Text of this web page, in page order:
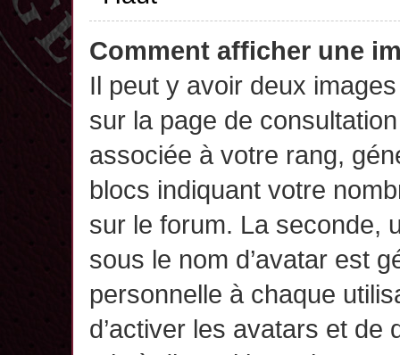
Comment afficher une
Il peut y avoir deux
sur la page de
associée à votre rang,
blocs indiquant votre
sur le forum. La seconde,
sous le nom d’avatar est
personnelle à chaque
d’activer les avatars et de